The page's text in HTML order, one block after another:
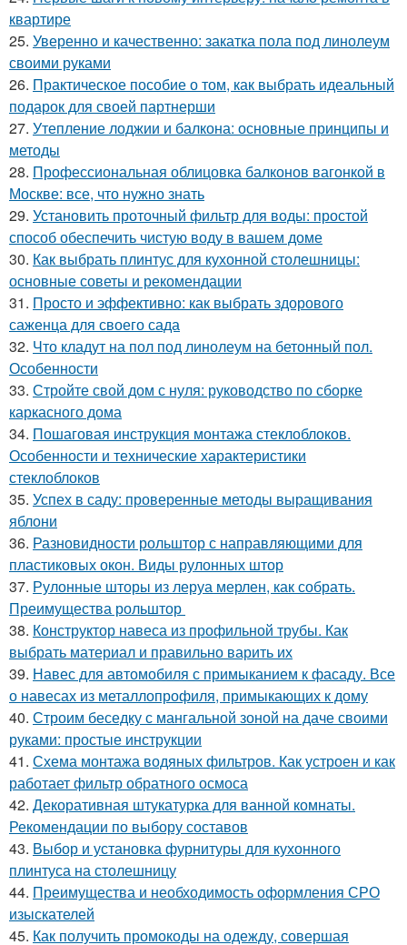
квартире
25. Уверенно и качественно: закатка пола под линолеум
своими руками
26. Практическое пособие о том, как выбрать идеальный
подарок для своей партнерши
27. Утепление лоджии и балкона: основные принципы и
методы
28. Профессиональная облицовка балконов вагонкой в
Москве: все, что нужно знать
29. Установить проточный фильтр для воды: простой
способ обеспечить чистую воду в вашем доме
30. Как выбрать плинтус для кухонной столешницы:
основные советы и рекомендации
31. Просто и эффективно: как выбрать здорового
саженца для своего сада
32. Что кладут на пол под линолеум на бетонный пол.
Особенности
33. Стройте свой дом с нуля: руководство по сборке
каркасного дома
34. Пошаговая инструкция монтажа стеклоблоков.
Особенности и технические характеристики
стеклоблоков
35. Успех в саду: проверенные методы выращивания
яблони
36. Разновидности рольштор с направляющими для
пластиковых окон. Виды рулонных штор
37. Рулонные шторы из леруа мерлен, как собрать.
Преимущества рольштор
38. Конструктор навеса из профильной трубы. Как
выбрать материал и правильно варить их
39. Навес для автомобиля с примыканием к фасаду. Все
о навесах из металлопрофиля, примыкающих к дому
40. Строим беседку с мангальной зоной на даче своими
руками: простые инструкции
41. Схема монтажа водяных фильтров. Как устроен и как
работает фильтр обратного осмоса
42. Декоративная штукатурка для ванной комнаты.
Рекомендации по выбору составов
43. Выбор и установка фурнитуры для кухонного
плинтуса на столешницу
44. Преимущества и необходимость оформления СРО
изыскателей
45. Как получить промокоды на одежду, совершая